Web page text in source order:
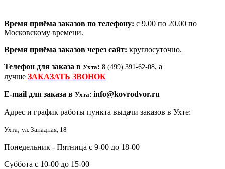
Время приёма заказов по телефону: с 9.00 по 20.00 по
Московскому времени.
Время приёма заказов через сайт: круглосуточно.
Телефон для заказа в Ухта: 8 (499) 391-62-08, а
лучше ЗАКАЗАТЬ ЗВОНОК
E-mail для заказа в Ухта: info@kovrodvor.ru
Адрес и график работы пункта выдачи заказов в Ухте:
Ухта, ул. Западная, 18
Понедельник - Пятница с 9-00 до 18-00
Суббота с 10-00 до 15-00